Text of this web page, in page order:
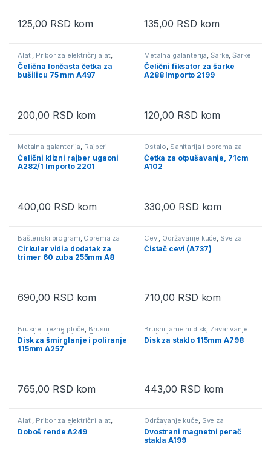
125,00 RSD kom 135,00 RSD kom
Alati, Pribor za električni alat,
Zavarivanje i brušenje ,Žičane
četke za brusilicu i bušilicu
Čelična lončasta četka za
bušilicu 75 mm A497
200,00 RSD kom
Metalna galanterija,Šarke,Šarke
za nameštaj
Čelični fiksator za šarke
A288 Importo 2199
120,00 RSD kom
Metalna galanterija, Rajberi
Čelični klizni rajber ugaoni
A282/1 Importo 2201
400,00 RSD kom
Ostalo, Sanitarija i oprema za
kupatilo
Četka za otpušavanje, 71cm
A102
330,00 RSD kom
Baštenski program Oprema za
trimere Rezerni delovi i dodaci
za trimer
Cirkular vidia dodatak za
trimer 60 zuba 255mm A8
690,00 RSD kom
Cevi Održavanje kuće Sve za
domaćinstvo
Čistač cevi (A737)
710,00 RSD kom
Brusne i rezne ploče, Brusni
lamelni disk , Šmirgla Zavarivanje
i brušenje
Disk za šmirglanje i poliranje
115mm A257
765,00 RSD kom
Brusni lamelni disk, Zavarivanje i
brušenje
Disk za staklo 115mm A798
443,00 RSD kom
Alati, Pribor za električni alat,
Roto turpije ,Ručni alati
Doboš rende A249
Održavanje kuće, Sve za
domaćinstvo
Dvostrani magnetni perač
stakla A199